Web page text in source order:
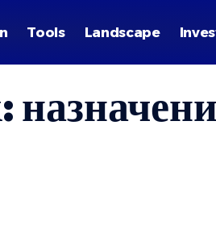
Tools Landscape